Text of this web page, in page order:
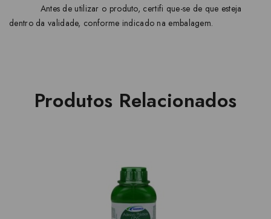
Antes de utilizar o produto, certifi que-se de que esteja
dentro da validade, conforme indicado na embalagem.
Produtos Relacionados